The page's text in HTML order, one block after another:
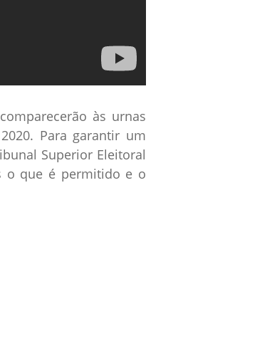
às urnas
Para garantir um
Superior Eleitoral
o que é permitido e o